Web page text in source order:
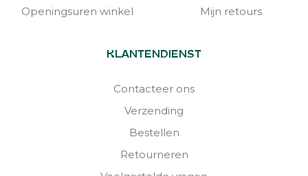
Openingsuren winkel
Mijn retours
KLANTENDIENST
Contacteer ons
Verzending
Bestellen
Retourneren